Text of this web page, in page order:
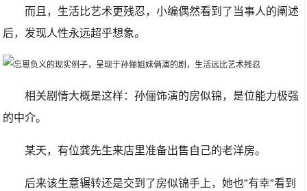
而且，生活比艺术更残忍，小编偶然看到了当事人的阐述
后，发现人性永远超乎想象。
相关剧情大概是这样：孙俪饰演的房似锦，是位能力极强
的中介。
某天，有位龚先生来店里准备出售自己的老洋房。
后来该生意辗转还是交到了房似锦手上，她也"有幸"看到